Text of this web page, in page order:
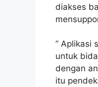
diakses
” Aplikasi
untuk
dengan
itu